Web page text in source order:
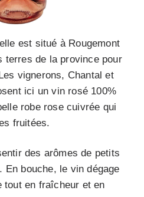
est situé à Rougemont
terres de la province pour
vignerons, Chantal et
ici un vin rosé 100%
robe rose cuivrée qui
fruitées.
des arômes de petits
bouche, le vin dégage
tout en fraîcheur et en